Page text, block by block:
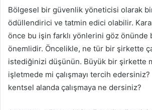
Bölgesel bir güvenlik yöneticisi olarak
ödüllendirici ve tatmin edici olabilir.
önce bu işin farklı yönlerini göz önünde
önemlidir. Öncelikle, ne tür bir şirkette
istediğinizi düşünün. Büyük bir şirkette
işletmede mi çalışmayı tercih edersiniz?
kentsel alanda çalışmaya ne dersiniz?